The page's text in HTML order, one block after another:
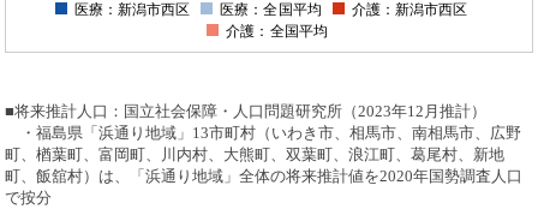
医療：新潟市西区 医療：全国平均
介護：新潟市西区
介護：全国平均
■将来推計人口：国立社会保障・人口問題研究所（2023年12月推計）
・福島県「浜通り地域」13市町村（いわき市、相馬市、南相馬市、広野
町、楢葉町、富岡町、川内村、大熊町、双葉町、浪江町、葛尾村、新地
町、飯舘村）は、「浜通り地域」全体の将来推計値を2020年国勢調査人口
で按分